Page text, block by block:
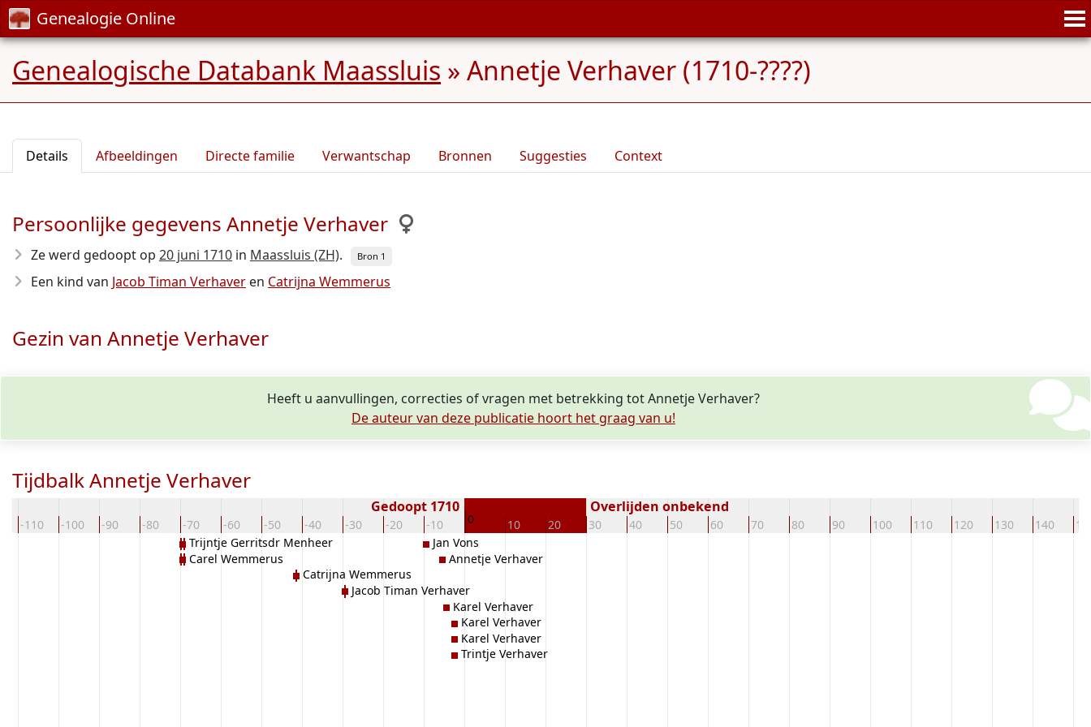
Genealogie Online
Genealogische Databank Maassluis » Annetje Verhaver (1710-????)
Details Afbeeldingen Directe familie Verwantschap Bronnen Suggesties Context
Persoonlijke gegevens Annetje Verhaver
Ze werd gedoopt op 20 juni 1710 in Maassluis (ZH). Bron 1
Een kind van Jacob Timan Verhaver en Catrijna Wemmerus
Gezin van Annetje Verhaver
Heeft u aanvullingen, correcties of vragen met betrekking tot Annetje Verhaver?
De auteur van deze publicatie hoort het graag van u!
Tijdbalk Annetje Verhaver
-110 -100 -90 -80 -70 -60 -50 -40 -30 -20 -10 0 10 20 30 40 50 60 70 80 90 100 110 120 130 140
Gedoopt 1710 Overlijden onbekend
Trijntje Gerritsdr Menheer
Carel Wemmerus
Catrijna Wemmerus
Jacob Timan Verhaver
Jan Vons
Annetje Verhaver
Karel Verhaver
Karel Verhaver
Karel Verhaver
Trintje Verhaver